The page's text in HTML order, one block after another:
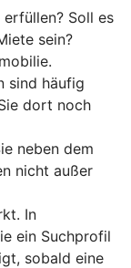
Soll es
sein?
sind häufig
dort noch
neben dem
nicht außer
In
ein Suchprofil
sobald eine